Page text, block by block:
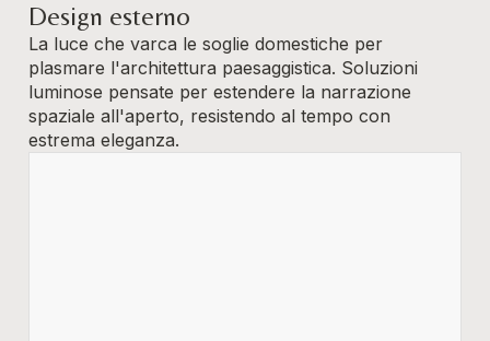
Design esterno
La luce che varca le soglie domestiche per
plasmare l'architettura paesaggistica. Soluzioni
luminose pensate per estendere la narrazione
spaziale all'aperto, resistendo al tempo con
estrema eleganza.